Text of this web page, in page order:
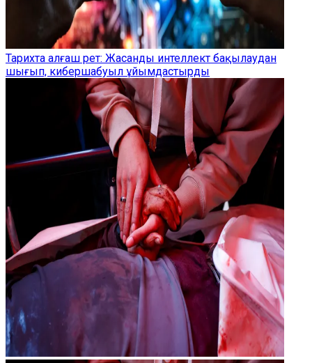
Тарихта алғаш рет: Жасанды интеллект бақылаудан
шығып, кибершабуыл ұйымдастырды